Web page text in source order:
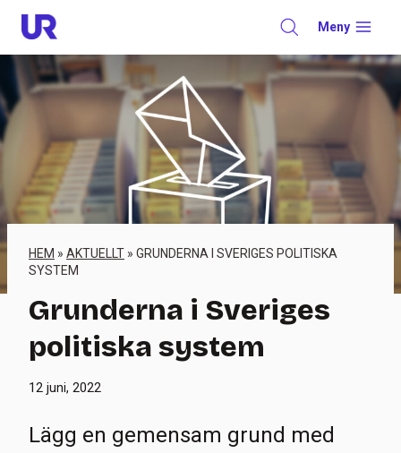
Skip
content
Meny
HEM » AKTUELLT » GRUNDERNA I SVERIGES POLITISKA
SYSTEM
Grunderna i Sveriges
politiska system
12 juni, 2022
Lägg en gemensam grund med